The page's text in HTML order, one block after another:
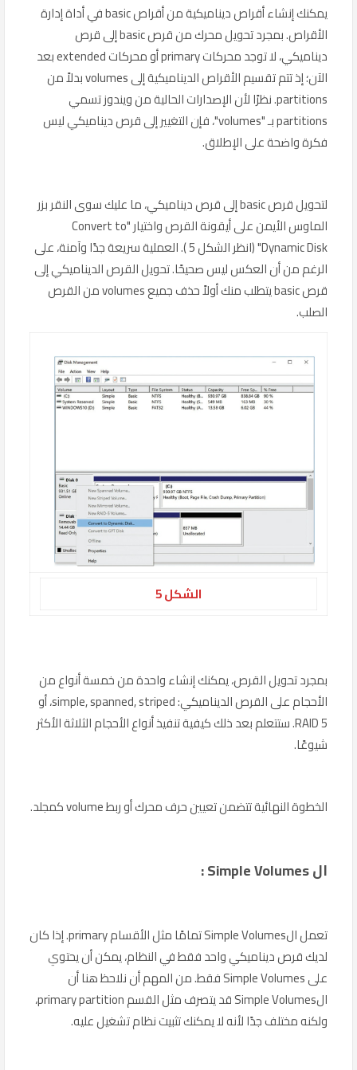
يمكنك إنشاء أقراص ديناميكية من أقراص basic في أداة إدارة
الأقراص. بمجرد تحويل محرك من قرص basic إلى قرص
ديناميكي، لا توجد محركات primary أو محركات extended بعد
الآن؛ إذ تتم تقسيم الأقراص الديناميكية إلى volumes بدلاً من
partitions. نظرًا لأن الإصدارات الحالية من ويندوز تسمي
partitions بـ "volumes"، فإن التغيير إلى قرص ديناميكي ليس
فكرة واضحة على الإطلاق.
لتحويل قرص basic إلى قرص ديناميكي، ما عليك سوى النقر بزر
الماوس الأيمن على أيقونة القرص واختيار "Convert to
Dynamic Disk" (انظر الشكل 5 ). العملية سريعة جدًا وآمنة، على
الرغم من أن العكس ليس صحيحًا. تحويل القرص الديناميكي إلى
قرص basic يتطلب منك أولاً حذف جميع volumes من القرص
الصلب.
الشكل 5
بمجرد تحويل القرص، يمكنك إنشاء واحدة من خمسة أنواع من
الأحجام على القرص الديناميكي: simple, spanned, striped، أو
RAID 5. ستتعلم بعد ذلك كيفية تنفيذ أنواع الأحجام الثلاثة الأكثر
شيوعًا.
الخطوة النهائية تتضمن تعيين حرف محرك أو ربط volume كمجلد.
ال Simple Volumes :
تعمل الSimple Volumes تمامًا مثل الأقسام primary. إذا كان
لديك قرص ديناميكي واحد فقط في النظام، يمكن أن يحتوي
على Simple Volumes فقط. من المهم أن نلاحظ هنا أن
الSimple Volumes قد يتصرف مثل القسم primary partition،
ولكنه مختلف جدًا لأنه لا يمكنك تثبيت نظام تشغيل عليه.